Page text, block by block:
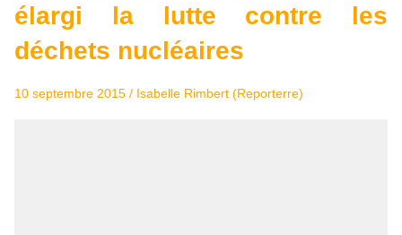
élargi la lutte contre les
déchets nucléaires
10 septembre 2015 / Isabelle Rimbert (Reporterre)